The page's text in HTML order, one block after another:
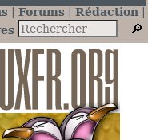
Forums
Rédaction